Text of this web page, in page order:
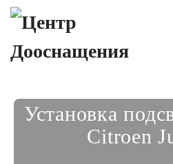
Установка
Citroen